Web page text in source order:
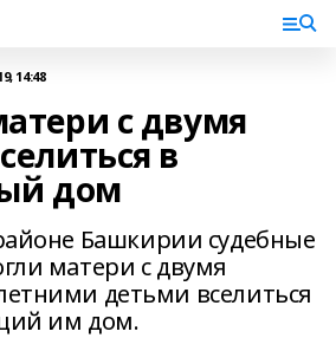
14:48
с двумя
в
дом
Башкирии судебные
матери с двумя
детьми вселиться
им дом.